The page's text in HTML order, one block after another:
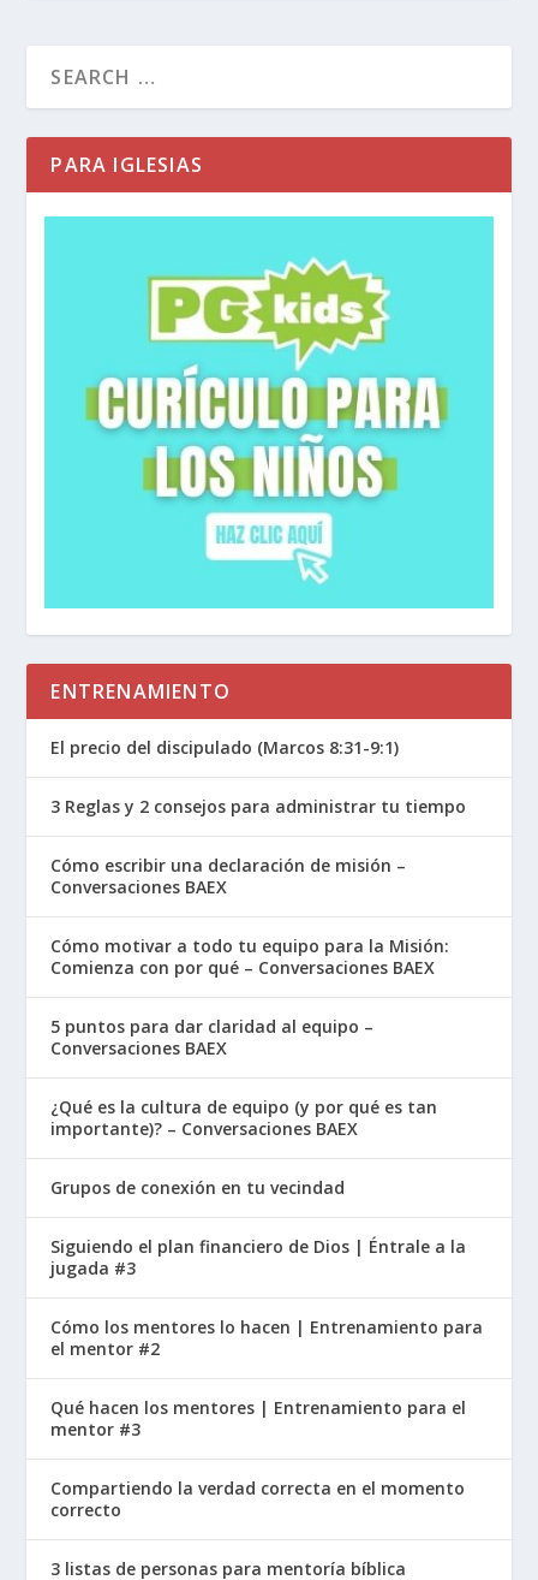
PARA IGLESIAS
ENTRENAMIENTO
El precio del discipulado (Marcos 8:31-9:1)
3 Reglas y 2 consejos para administrar tu tiempo
Cómo escribir una declaración de misión –
Conversaciones BAEX
Cómo motivar a todo tu equipo para la Misión:
Comienza con por qué – Conversaciones BAEX
5 puntos para dar claridad al equipo –
Conversaciones BAEX
¿Qué es la cultura de equipo (y por qué es tan
importante)? – Conversaciones BAEX
Grupos de conexión en tu vecindad
Siguiendo el plan financiero de Dios | Éntrale a la
jugada #3
Cómo los mentores lo hacen | Entrenamiento para
el mentor #2
Qué hacen los mentores | Entrenamiento para el
mentor #3
Compartiendo la verdad correcta en el momento
correcto
3 listas de personas para mentoría bíblica